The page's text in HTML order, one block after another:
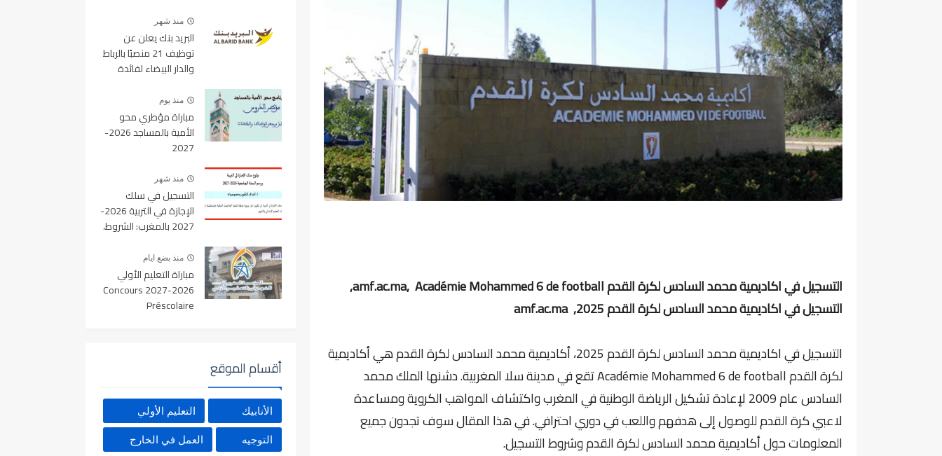
التسجيل في اكاديمية محمد السادس لكرة القدم amf.ac.ma, Académie Mohammed 6 de football,
التسجيل في اكاديمية محمد السادس لكرة القدم 2025, amf.ac.ma
التسجيل في اكاديمية محمد السادس لكرة القدم 2025، أكاديمية محمد السادس لكرة القدم هي أكاديمية
لكرة القدم Académie Mohammed 6 de football تقع في مدينة سلا المغربية. دشنها الملك محمد
السادس عام 2009 لإعادة تشكيل الرياضة الوطنية في المغرب واكتشاف المواهب الكروية ومساعدة
لاعبي كرة القدم للوصول إلى هدفهم واللعب في دوري احترافي. في هذا المقال سوف تجدون جميع
المعلومات حول أكاديمية محمد السادس لكرة القدم وشروط التسجيل.
منذ شهر
البريد بنك يعلن عن
توظيف 21 منصبًا بالرباط
والدار البيضاء لفائدة
والتقنيين
منذ يوم
مباراة مؤطري محو
الأمية بالمساجد 2026-
2027
منذ شهر
التسجيل في سلك
الإجازة في التربية 2026-
2027 بالمغرب: الشروط،
ورابط التسجيل
منذ بضع ايام
مباراة التعليم الأولي
2026-2027 Concours
Préscolaire
أقسام الموقع
الأنابيك التعليم الأولي
التوجيه العمل في الخارج